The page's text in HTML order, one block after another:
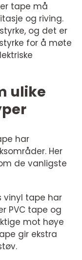
tape må
og riving.
og det er
for å møte
ulike
har
Her
de vanligste
vinyl tape har
PVC tape og
mot høye
gir ekstra